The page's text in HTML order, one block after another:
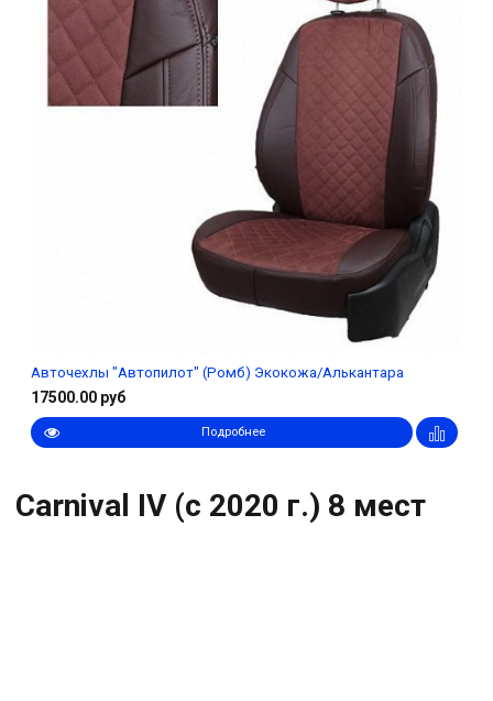
Авточехлы "Автопилот" (Ромб) Экокожа/Алькантара
17500.00 руб
Подробнее
Carnival IV (с 2020 г.) 8 мест